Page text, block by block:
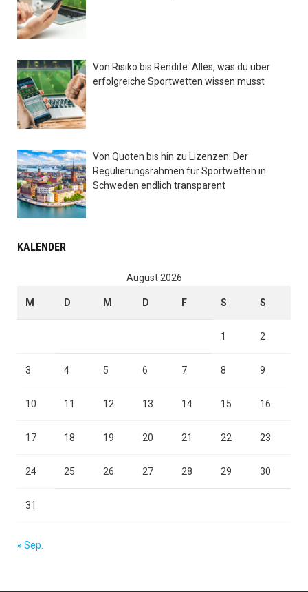
Von Risiko bis Rendite: Alles, was du über
erfolgreiche Sportwetten wissen musst
Von Quoten bis hin zu Lizenzen: Der
Regulierungsrahmen für Sportwetten in
Schweden endlich transparent
KALENDER
August 2026
M D M D F S S
1 2
3 4 5 6 7 8 9
10 11 12 13 14 15 16
17 18 19 20 21 22 23
24 25 26 27 28 29 30
31
« Sep.